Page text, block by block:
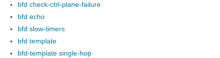
bfd check-ctrl-plane-failure
bfd echo
bfd slow-timers
bfd template
bfd-template single-hop